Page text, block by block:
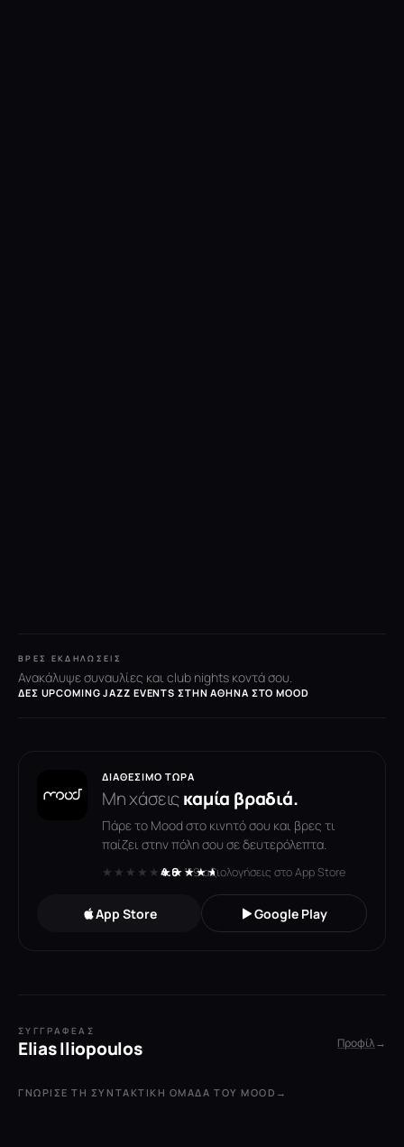
ΒΡΕΣ ΕΚΔΗΛΏΣΕΙΣ
Ανακάλυψε συναυλίες και club nights κοντά σου.
ΔΕΣ UPCOMING JAZZ EVENTS ΣΤΗΝ ΑΘΉΝΑ ΣΤΟ MOOD
ΔΙΑΘΈΣΙΜΟ ΤΏΡΑ
Μη χάσειςκαμία βραδιά.
Πάρε το Mood στο κινητό σου και βρες τι
παίζει στην πόλη σου σε δευτερόλεπτα.
★★★★★★★★★★
4.6· 119 αξιολογήσεις στο App Store
App Store Google Play
ΣΥΓΓΡΑΦΈΑΣ
Elias Iliopoulos Προφίλ→
ΓΝΏΡΙΣΕ ΤΗ ΣΥΝΤΑΚΤΙΚΉ ΟΜΆΔΑ ΤΟΥ MOOD →